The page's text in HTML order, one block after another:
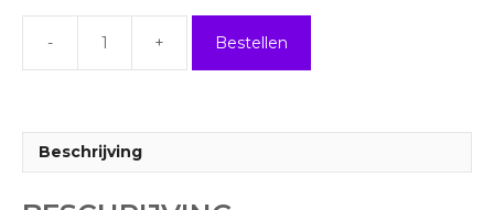
Tuniek
werkjasje
Bestellen
Beschrijving